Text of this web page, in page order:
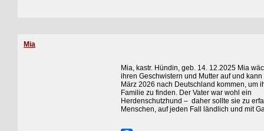
Mia
Mia, kastr. Hündin, geb. 14. 12.2025 Mia
ihren Geschwistern und Mutter auf und kann
März 2026 nach Deutschland kommen, um
Familie zu finden. Der Vater war wohl ein
Herdenschutzhund – daher sollte sie zu
Menschen, auf jeden Fall ländlich und mit